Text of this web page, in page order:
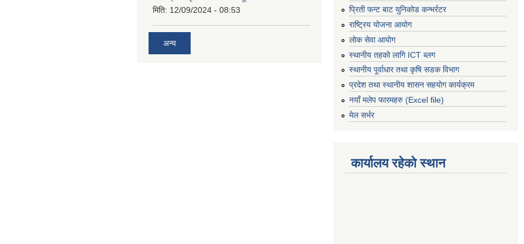
मिति: 12/09/2024 - 08:53
अन्य
प्रिती फन्ट बाट युनिकोड कन्भर्रटर
राष्ट्रिय योजना आयोग
लोक सेवा आयोग
स्थानीय तहको लागि ICT ब्लग
स्थानीय पूर्वाधार तथा कृषि सडक विभाग
प्रदेश तथा स्थानीय शासन सहयोग कार्यक्रम
नयाँ मलेप फारमहरु (Excel file)
मेल सर्भर
कार्यालय रहेको स्थान